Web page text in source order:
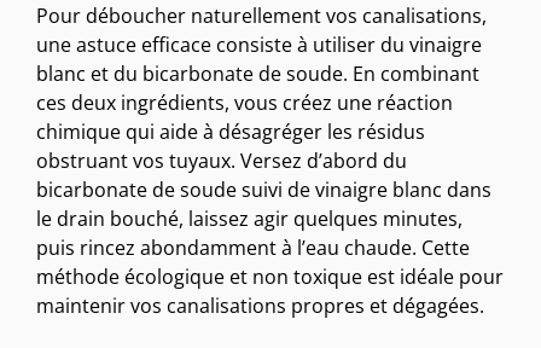
Pour déboucher naturellement vos canalisations,
une astuce efficace consiste à utiliser du vinaigre
blanc et du bicarbonate de soude. En combinant
ces deux ingrédients, vous créez une réaction
chimique qui aide à désagréger les résidus
obstruant vos tuyaux. Versez d’abord du
bicarbonate de soude suivi de vinaigre blanc dans
le drain bouché, laissez agir quelques minutes,
puis rincez abondamment à l’eau chaude. Cette
méthode écologique et non toxique est idéale pour
maintenir vos canalisations propres et dégagées.